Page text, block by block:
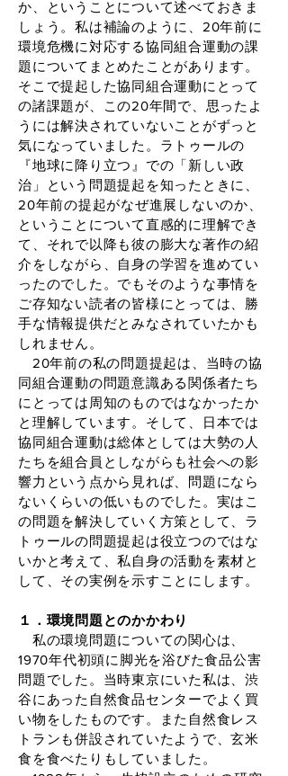
か、ということについて述べておきま
しょう。私は補論のように、20年前に
環境危機に対応する協同組合運動の課
題についてまとめたことがあります。
そこで提起した協同組合運動にとって
の諸課題が、この20年間で、思ったよ
うには解決されていないことがずっと
気になっていました。ラトゥールの
『地球に降り立つ』での「新しい政
治」という問題提起を知ったときに、
20年前の提起がなぜ進展しないのか、
ということについて直感的に理解でき
て、それで以降も彼の膨大な著作の紹
介をしながら、自身の学習を進めてい
ったのでした。でもそのような事情を
ご存知ない読者の皆様にとっては、勝
手な情報提供だとみなされていたかも
しれません。
20年前の私の問題提起は、当時の協
同組合運動の問題意識ある関係者たち
にとっては周知のものではなかったか
と理解しています。そして、日本では
協同組合運動は総体としては大勢の人
たちを組合員としながらも社会への影
響力という点から見れば、問題になら
ないくらいの低いものでした。実はこ
の問題を解決していく方策として、ラ
トゥールの問題提起は役立つのではな
いかと考えて、私自身の活動を素材と
して、その実例を示すことにします。
１．環境問題とのかかわり
私の環境問題についての関心は、
1970年代初頭に脚光を浴びた食品公害
問題でした。当時東京にいた私は、渋
谷にあった自然食品センターでよく買
い物をしたものです。また自然食レス
トランも併設されていたようで、玄米
食を食べたりもしていました。